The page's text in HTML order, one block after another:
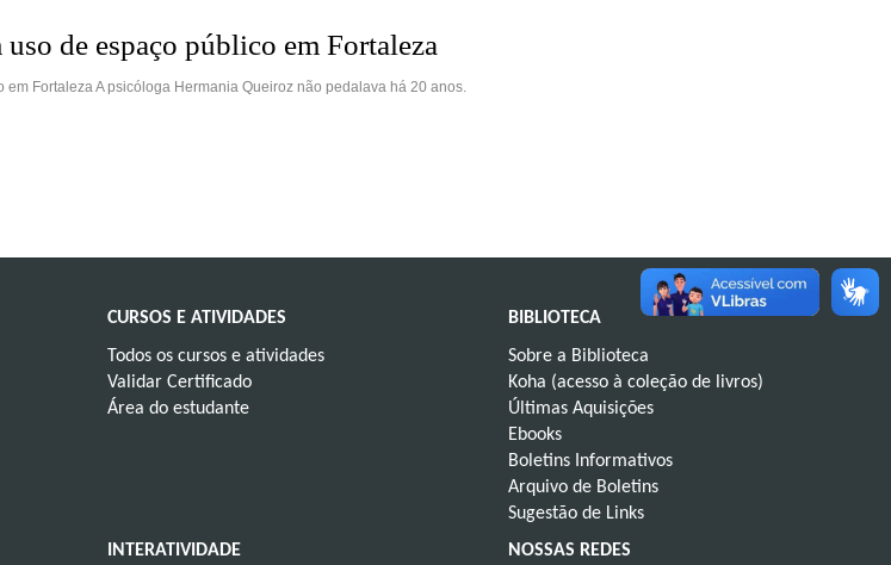
de espaço público em Fortaleza
Fortaleza A psicóloga Hermania Queiroz não pedalava há 20 anos.
CURSOS E ATIVIDADES
Todos os cursos e atividades
Validar Certificado
Área do estudante
BIBLIOTECA
Sobre a Biblioteca
Koha (acesso à coleção de livros)
Últimas Aquisições
Ebooks
Boletins Informativos
Arquivo de Boletins
Sugestão de Links
INTERATIVIDADE NOSSAS REDES